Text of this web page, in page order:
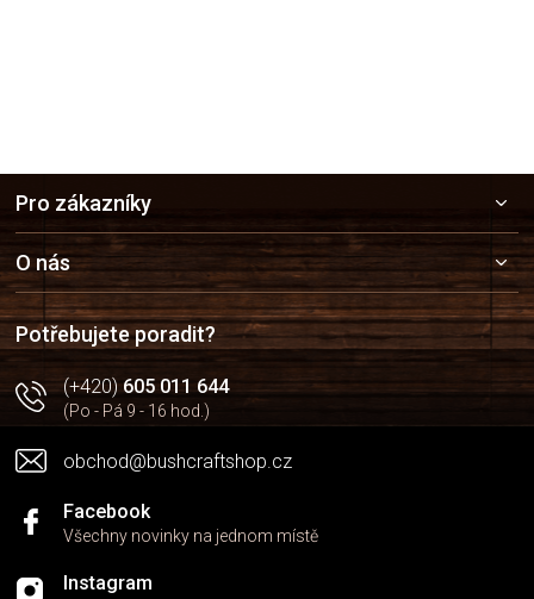
a
t
í
Pro zákazníky
O nás
Potřebujete poradit?
(+420)605 011 644
(Po - Pá 9 - 16 hod.)
obchod@bushcraftshop.cz
Facebook
Všechny novinky na jednom místě
Instagram